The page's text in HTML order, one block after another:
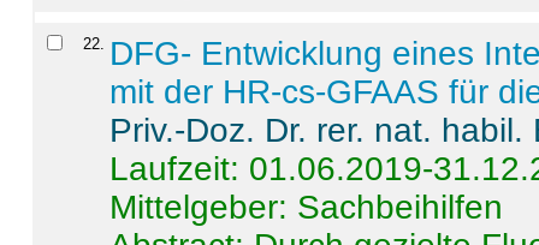
22
DFG- Entwicklung eines
mit der HR-cs-GFAAS für
Priv.-Doz. Dr. rer. nat.
Laufzeit: 01.06.2019-
Mittelgeber: Sachbeihilfen